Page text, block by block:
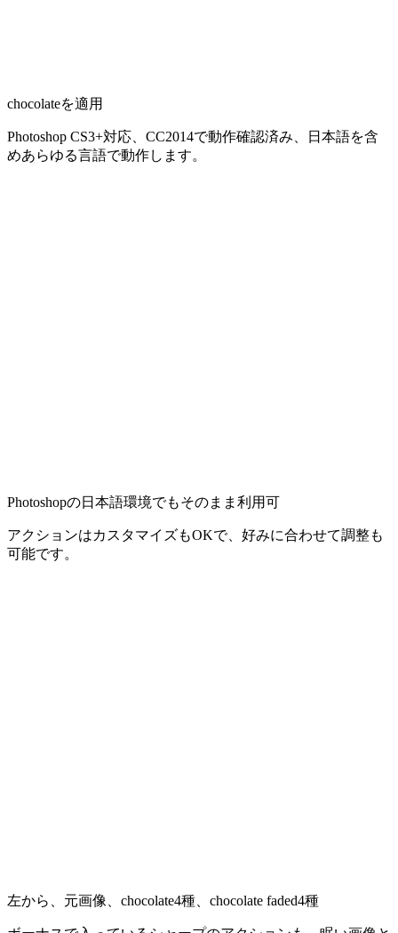
chocolateを適用
Photoshop CS3+対応、CC2014で動作確認済み、日本語を含
めあらゆる言語で動作します。
Photoshopの日本語環境でもそのまま利用可
アクションはカスタマイズもOKで、好みに合わせて調整も
可能です。
左から、元画像、chocolate4種、chocolate faded4種